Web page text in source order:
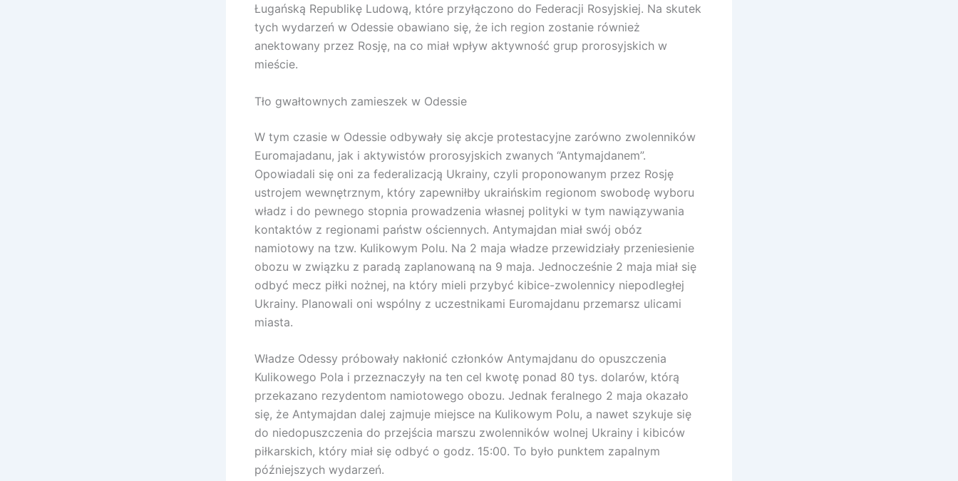
Ługańską Republikę Ludową, które przyłączono do Federacji Rosyjskiej. Na skutek
tych wydarzeń w Odessie obawiano się, że ich region zostanie również
anektowany przez Rosję, na co miał wpływ aktywność grup prorosyjskich w
mieście.
Tło gwałtownych zamieszek w Odessie
W tym czasie w Odessie odbywały się akcje protestacyjne zarówno zwolenników
Euromajadanu, jak i aktywistów prorosyjskich zwanych “Antymajdanem”.
Opowiadali się oni za federalizacją Ukrainy, czyli proponowanym przez Rosję
ustrojem wewnętrznym, który zapewniłby ukraińskim regionom swobodę wyboru
władz i do pewnego stopnia prowadzenia własnej polityki w tym nawiązywania
kontaktów z regionami państw ościennych. Antymajdan miał swój obóz
namiotowy na tzw. Kulikowym Polu. Na 2 maja władze przewidziały przeniesienie
obozu w związku z paradą zaplanowaną na 9 maja. Jednocześnie 2 maja miał się
odbyć mecz piłki nożnej, na który mieli przybyć kibice-zwolennicy niepodległej
Ukrainy. Planowali oni wspólny z uczestnikami Euromajdanu przemarsz ulicami
miasta.
Władze Odessy próbowały nakłonić członków Antymajdanu do opuszczenia
Kulikowego Pola i przeznaczyły na ten cel kwotę ponad 80 tys. dolarów, którą
przekazano rezydentom namiotowego obozu. Jednak feralnego 2 maja okazało
się, że Antymajdan dalej zajmuje miejsce na Kulikowym Polu, a nawet szykuje się
do niedopuszczenia do przejścia marszu zwolenników wolnej Ukrainy i kibiców
piłkarskich, który miał się odbyć o godz. 15:00. To było punktem zapalnym
późniejszych wydarzeń.